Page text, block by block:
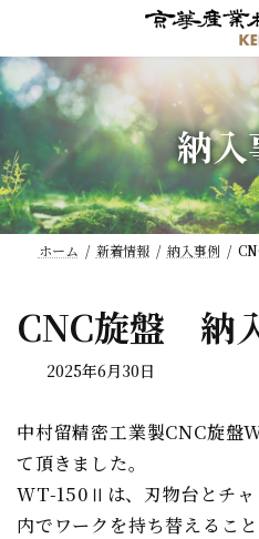
テ
ン
ツ
ス
キ
ッ
プ
ゲ
ー
シ
ン
に
移
動
納入
ホーム 新着情報 納入事例
CNC旋盤 納
2025年6月30日
中村留精密工業製CNC旋
て頂きました。
WT-150Ⅱは、刃物台とチャ
内でワークを持ち替えること